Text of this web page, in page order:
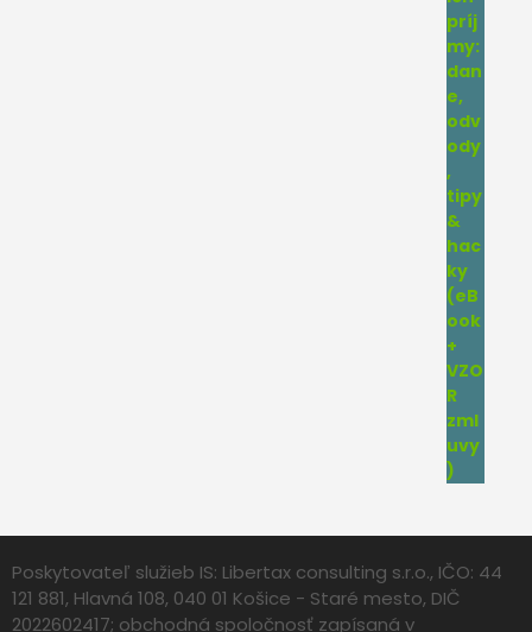
Poskytovateľ služieb IS: Libertax consulting s.r.o., IČO: 44
121 881, Hlavná 108, 040 01 Košice - Staré mesto, DIČ
2022602417; obchodná spoločnosť zapísaná v